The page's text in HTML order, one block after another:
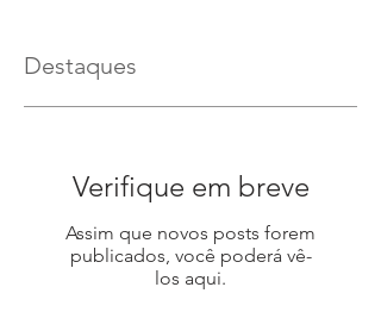
Destaques
Verifique em breve
Assim que novos posts forem
publicados, você poderá vê-
los aqui.